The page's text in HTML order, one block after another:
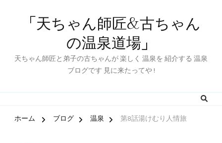
「天ちゃん師匠&古ちゃん
の温泉道場」
天ちゃん師匠と弟子の古ちゃんが 楽しく 温泉を 紹介する 温泉
ブログです 見に来たってや !
ホーム ブログ 温泉 第8話湯けむり人情旅